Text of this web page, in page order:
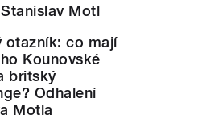
Motl
otazník: co mají
Kounovské
britský
Odhalení
Motla